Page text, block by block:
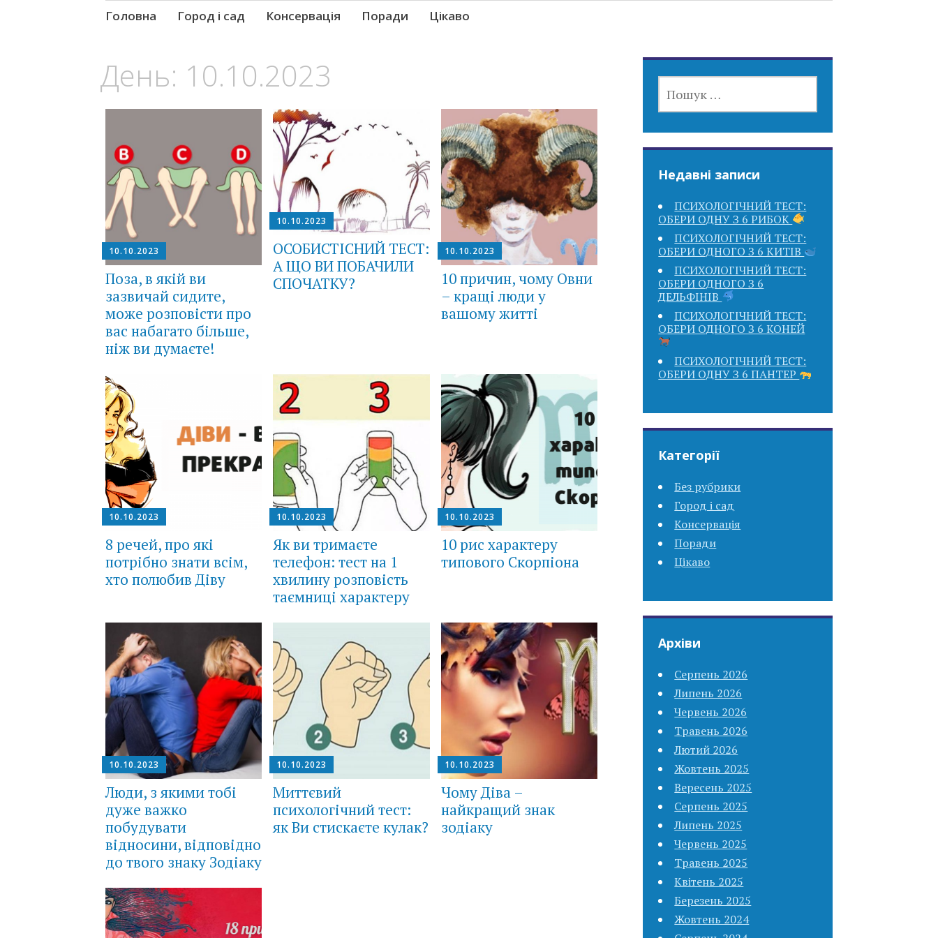
Skip
Головна Город і сад Консервація Поради Цікаво
День: 10.10.2023
10.10.2023
Поза, в якій ви
зазвичай сидите,
може розповісти про
вас набагато більше,
ніж ви думаєте!
10.10.2023
ОСОБИСТІСНИЙ ТЕСТ:
А ЩО ВИ ПОБАЧИЛИ
СПОЧАТКУ?
10.10.2023
10 причин, чому Овни
– кращі люди у
вашому житті
10.10.2023
8 речей, про які
потрібно знати всім,
хто полюбив Діву
10.10.2023
Як ви тримаєте
телефон: тест на 1
хвилину розповість
таємниці характеру
10.10.2023
10 рис характеру
типового Скорпіона
10.10.2023
Люди, з якими тобі
дуже важко
побудувати
відносини, відповідно
до твого знаку Зодіаку
10.10.2023
Миттєвий
психологічний тест:
як Ви стискаєте кулак?
10.10.2023
Чому Діва –
найкращий знак
зодіаку
Недавні записи
ПСИХОЛОГІЧНИЙ ТЕСТ:
ОБЕРИ ОДНУ З 6 РИБОК
ПСИХОЛОГІЧНИЙ ТЕСТ:
ОБЕРИ ОДНОГО З 6 КИТІВ
ПСИХОЛОГІЧНИЙ ТЕСТ:
ОБЕРИ ОДНОГО З 6
ДЕЛЬФІНІВ
ПСИХОЛОГІЧНИЙ ТЕСТ:
ОБЕРИ ОДНОГО З 6 КОНЕЙ
ПСИХОЛОГІЧНИЙ ТЕСТ:
ОБЕРИ ОДНУ З 6 ПАНТЕР
Категорії
Без рубрики
Город і сад
Консервація
Поради
Цікаво
Архіви
Серпень 2026
Липень 2026
Червень 2026
Травень 2026
Лютий 2026
Жовтень 2025
Вересень 2025
Серпень 2025
Липень 2025
Червень 2025
Травень 2025
Квітень 2025
Березень 2025
Жовтень 2024